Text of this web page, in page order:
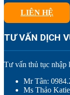
LIÊN HỆ
TƯ VẤN DỊCH
Tư vấn thủ tục nhập
Mr Tân:
Ms Thảo